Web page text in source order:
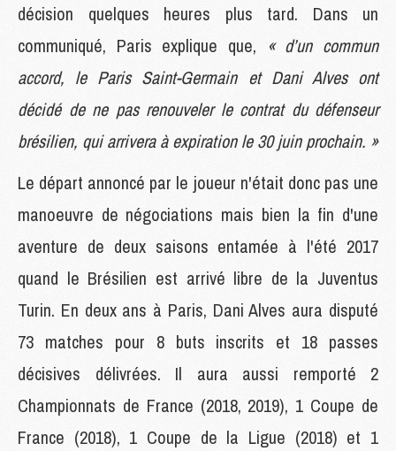
décision quelques heures plus tard. Dans un
communiqué, Paris explique que, « d’un commun
accord, le Paris Saint-Germain et Dani Alves ont
décidé de ne pas renouveler le contrat du défenseur
brésilien, qui arrivera à expiration le 30 juin prochain. »
Le départ annoncé par le joueur n'était donc pas une
manoeuvre de négociations mais bien la fin d'une
aventure de deux saisons entamée à l'été 2017
quand le Brésilien est arrivé libre de la Juventus
Turin. En deux ans à Paris, Dani Alves aura disputé
73 matches pour 8 buts inscrits et 18 passes
décisives délivrées. Il aura aussi remporté 2
Championnats de France (2018, 2019), 1 Coupe de
France (2018), 1 Coupe de la Ligue (2018) et 1